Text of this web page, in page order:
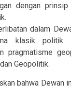
dengan
dalam
klasik politik
pragmatisme
Geopolitik.
bahwa Dewan